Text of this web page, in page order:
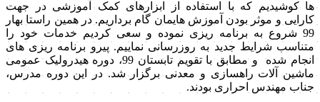
ها کوشیدیم که با استفاده از ابزارهای کمک آموزشی در جهت
کارایی و موثر بودن آموزش هایمان گام برداریم. در همین راستا بهار
99 شروع به برنامه ریزی نموده و سعی کردیم خدمات خود را
متناسب شرایط جدید به روزرسانی نماییم. پیرو برنامه ریزی های
انجام شده و مطابق با تقویم تابستان 99، دوره هیدرولیک عمومی
ماشین آلات راهسازی و معدنی برگزار شد. در این دوره مدرس،
جناب مهندس احراری بودند.